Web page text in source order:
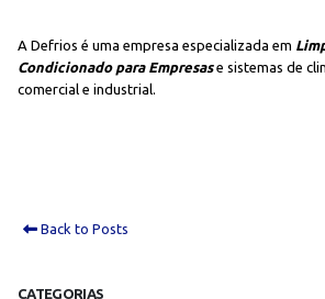
A Defrios é uma empresa especializada em
Condicionado para Empresase sistemas de
comercial e industrial.
Back to Posts
CATEGORIAS